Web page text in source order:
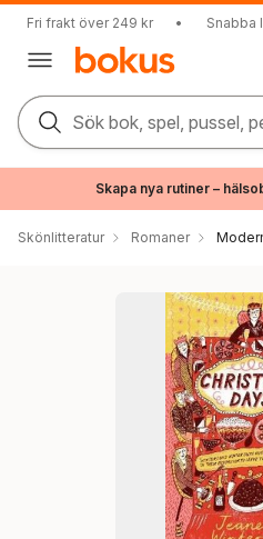
Fri frakt över 249 kr • Snabba
Sök bok, spel, pussel,
Skapa nya rutiner –
Skönlitteratur Romaner